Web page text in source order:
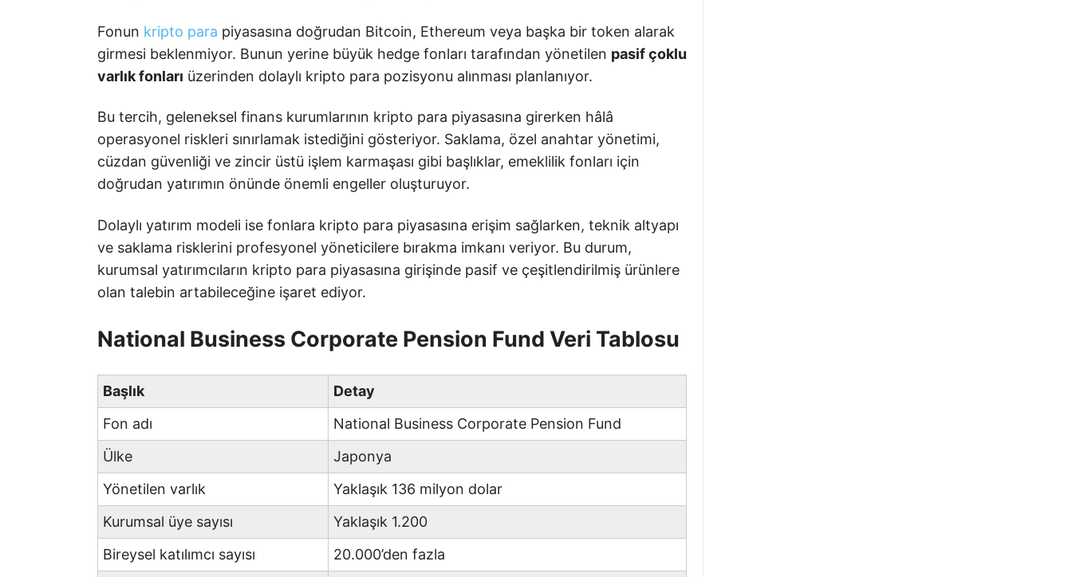
Fonun kripto para piyasasına doğrudan Bitcoin, Ethereum veya başka bir token alarak
girmesi beklenmiyor. Bunun yerine büyük hedge fonları tarafından yönetilen pasif çoklu
varlık fonları üzerinden dolaylı kripto para pozisyonu alınması planlanıyor.
Bu tercih, geleneksel finans kurumlarının kripto para piyasasına girerken hâlâ
operasyonel riskleri sınırlamak istediğini gösteriyor. Saklama, özel anahtar yönetimi,
cüzdan güvenliği ve zincir üstü işlem karmaşası gibi başlıklar, emeklilik fonları için
doğrudan yatırımın önünde önemli engeller oluşturuyor.
Dolaylı yatırım modeli ise fonlara kripto para piyasasına erişim sağlarken, teknik altyapı
ve saklama risklerini profesyonel yöneticilere bırakma imkanı veriyor. Bu durum,
kurumsal yatırımcıların kripto para piyasasına girişinde pasif ve çeşitlendirilmiş ürünlere
olan talebin artabileceğine işaret ediyor.
National Business Corporate Pension Fund Veri Tablosu
Başlık
Detay
Fon adı
National Business Corporate Pension Fund
Ülke
Japonya
Yönetilen varlık
Yaklaşık 136 milyon dolar
Kurumsal üye sayısı
Yaklaşık 1.200
Bireysel katılımcı sayısı
20.000’den fazla